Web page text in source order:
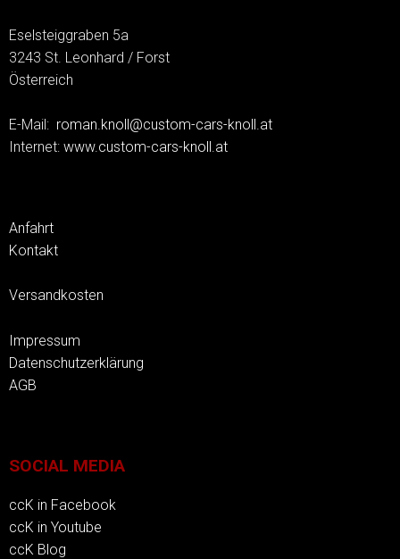
Eselsteiggraben 5a
3243 St. Leonhard / Forst
Österreich
E-Mail: roman.knoll@custom-cars-knoll.at
Internet: www.custom-cars-knoll.at
Anfahrt
Kontakt
Versandkosten
Impressum
Datenschutzerklärung
AGB
SOCIAL MEDIA
ccK in Facebook
ccK in Youtube
ccK Blog